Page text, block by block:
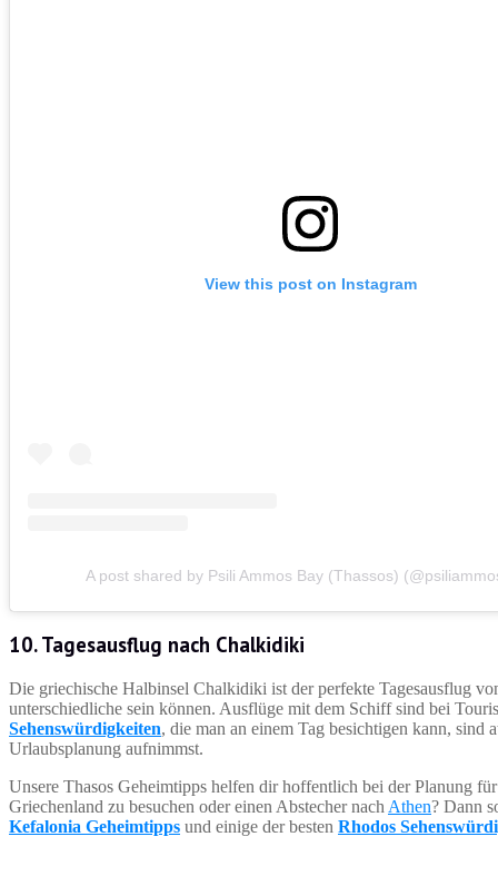
View this post on Instagram
A post shared by Psili Ammos Bay (Thassos)
10. Tagesausflug nach Chalkidiki
Die griechische Halbinsel Chalkidiki ist der perfekte Tagesausflug
unterschiedliche sein können. Ausflüge mit dem Schiff sind bei
Sehenswürdigkeiten, die man an einem Tag besichtigen kann, sind
Urlaubsplanung aufnimmst.
Unsere Thasos Geheimtipps helfen dir hoffentlich bei der Planung
Griechenland zu besuchen oder einen Abstecher nach Athen? Dann
Kefalonia Geheimtipps und einige der besten Rhodos